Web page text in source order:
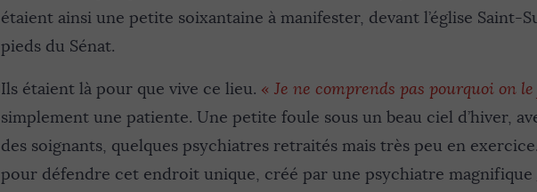
étaient ainsi une petite soixantaine à manifester, devant l’église Saint-
pieds du Sénat.
Ils étaient là pour que vive ce lieu. « Je ne comprends pas pourquoi on
simplement une patiente. Une petite foule sous un beau ciel d’hiver,
des soignants, quelques psychiatres retraités mais très peu en
pour défendre cet endroit unique, créé par une psychiatre magnifique